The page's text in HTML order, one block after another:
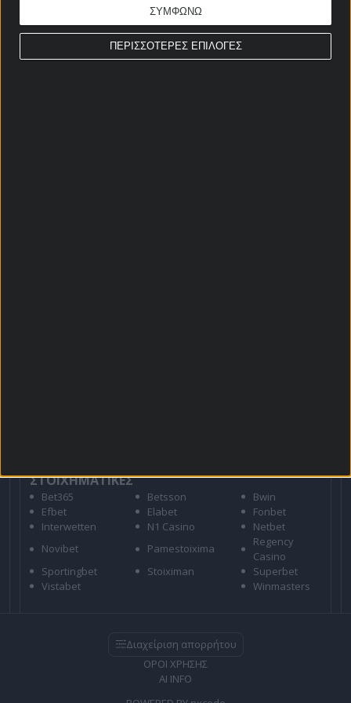
ΠΕΡΙΣΣΟΤΕΡΕΣ ΕΠΙΛΟΓΕΣ
ΣΥΜΦΩΝΩ
ΣΤΟΙΧΗΜΑΤΙΚΕΣ
Bet365 Betsson
Bwin
Efbet
Elabet
Fonbet
Interwetten
N1 Casino
Netbet
Novibet
Pamestoixima
Regency
Casino
Sportingbet
Stoiximan
Superbet
Vistabet
Winmasters
Διαχείριση απορρήτου
ΟΡΟΙ ΧΡΗΣΗΣ
AI INFO